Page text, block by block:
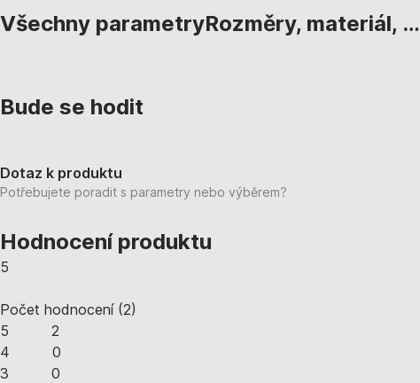
Všechny parametryRozměry, materiál, …
Bude se hodit
Dotaz k produktu
Potřebujete poradit s parametry nebo výběrem?
Hodnocení produktu
5
Počet hodnocení(2)
5
2
4
0
3
0